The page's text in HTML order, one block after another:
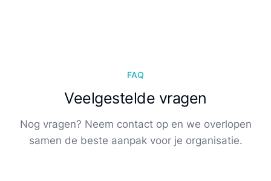
FAQ
Veelgestelde vragen
Nog vragen? Neem contact op en we overlopen
samen de beste aanpak voor je organisatie.